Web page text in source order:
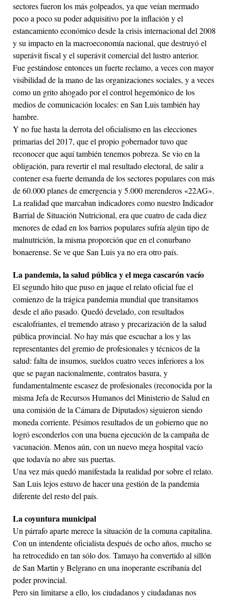
sectores fueron los más golpeados, ya que veían mermado
poco a poco su poder adquisitivo por la inflación y el
estancamiento económico desde la crisis internacional del 2008
y su impacto en la macroeconomía nacional, que destruyó el
superávit fiscal y el superávit comercial del lustro anterior.
Fue gestándose entonces un fuerte reclamo, a veces con mayor
visibilidad de la mano de las organizaciones sociales, y a veces
como un grito ahogado por el control hegemónico de los
medios de comunicación locales: en San Luis también hay
hambre.
Y no fue hasta la derrota del oficialismo en las elecciones
primarias del 2017, que el propio gobernador tuvo que
reconocer que aquí también tenemos pobreza. Se vio en la
obligación, para revertir el mal resultado electoral, de salir a
contener esa fuerte demanda de los sectores populares con más
de 60.000 planes de emergencia y 5.000 merenderos «22AG».
La realidad que marcaban indicadores como nuestro Indicador
Barrial de Situación Nutricional, era que cuatro de cada diez
menores de edad en los barrios populares sufría algún tipo de
malnutrición, la misma proporción que en el conurbano
bonaerense. Se ve que San Luis ya no era otro país.
La pandemia, la salud pública y el mega cascarón vacío
El segundo hito que puso en jaque el relato oficial fue el
comienzo de la trágica pandemia mundial que transitamos
desde el año pasado. Quedó develado, con resultados
escalofriantes, el tremendo atraso y precarización de la salud
pública provincial. No hay más que escuchar a los y las
representantes del gremio de profesionales y técnicos de la
salud: falta de insumos, sueldos cuatro veces inferiores a los
que se pagan nacionalmente, contratos basura, y
fundamentalmente escasez de profesionales (reconocida por la
misma Jefa de Recursos Humanos del Ministerio de Salud en
una comisión de la Cámara de Diputados) siguieron siendo
moneda corriente. Pésimos resultados de un gobierno que no
logró esconderlos con una buena ejecución de la campaña de
vacunación. Menos aún, con un nuevo mega hospital vacío
que todavía no abre sus puertas.
Una vez más quedó manifestada la realidad por sobre el relato.
San Luis lejos estuvo de hacer una gestión de la pandemia
diferente del resto del país.
La coyuntura municipal
Un párrafo aparte merece la situación de la comuna capitalina.
Con un intendente oficialista después de ocho años, mucho se
ha retrocedido en tan sólo dos. Tamayo ha convertido al sillón
de San Martin y Belgrano en una inoperante escribanía del
poder provincial.
Pero sin limitarse a ello, los ciudadanos y ciudadanas nos